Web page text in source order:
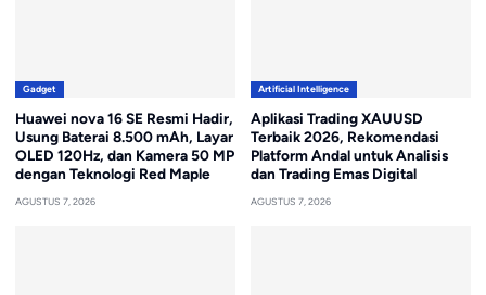
Gadget
Huawei nova 16 SE Resmi Hadir,
Usung Baterai 8.500 mAh, Layar
OLED 120Hz, dan Kamera 50 MP
dengan Teknologi Red Maple
AGUSTUS 7, 2026
Artificial Intelligence
Aplikasi Trading XAUUSD
Terbaik 2026, Rekomendasi
Platform Andal untuk Analisis
dan Trading Emas Digital
AGUSTUS 7, 2026